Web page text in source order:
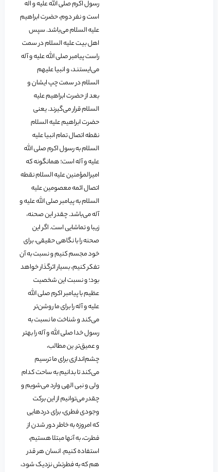
رسول اکرم صلی الله علیه و اله
است و نفر دوم، حضرت ابراهیم
علیه السلام می‌باشد. سپس
اهل بیت علیه السلام در سمت
راست پیامبر صلی الله علیه و آله
می‌ایستند، و انبیا علیهم
السلام در سمت چپ ایشان و
بعد از حضرت ابراهیم علیه
السلام قرار می‌گیرند. یعنی
حضرت ابراهیم علیه السلام
نقطه اتصال تمام انبیا علیه
السلام به رسول اکرم صلی الله
علیه و آله است؛ همانگونه که
امیرالمؤمنین علیه السلام نقطه
اتصال ائمه معصومین علیه
السلام به پیامبر صلی الله علیه و
آله می‌باشد. چقدر این صحنه،
زیبا و تماشایی است. اگر این
صحنه را با نگاهی حقیقی، برای
خود مجسم کنیم و نسبت به آن
تفکر کنیم، بسیار اثرگذار خواهد
بود؛ و نسبت این شخصیت
عظیم با پیامبر اکرم صلی الله
علیه و آله را برای ما روشن‌تر
می‌کند و شناخت ما نسبت به
رسول خدا صلی الله و آله را بهتر
و عمیق‌تر. ین مطالب،
چشم‌اندازی برای ما ترسیم
می‌کند تا بدانیم به ساحت کدام
ولی و نبی الهی وارد می‌شویم و
چقدر می‌توانیم از این برکت
وجودی فطری، برای دردهایی
که امروزه به خاطر دور شدن از
فطرت، به آنها مبتلا هستیم،
استفاده کنیم. انسان هر قدر
هم که به فطرتش نزدیک شود،